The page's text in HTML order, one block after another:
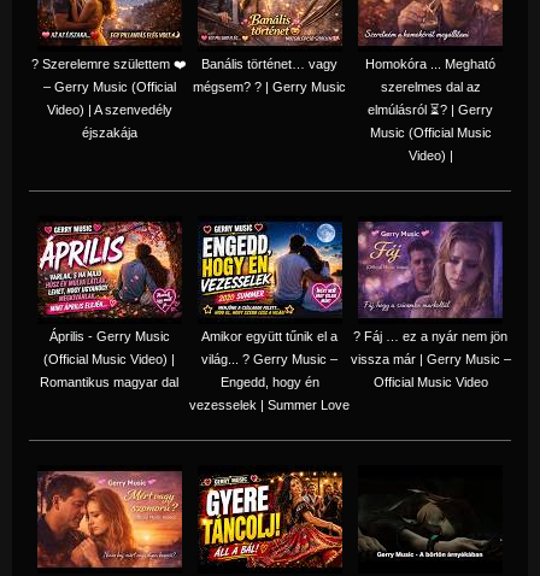
? Szerelemre születtem ❤️
– Gerry Music (Official
Video) | A szenvedély
éjszakája
Banális történet… vagy
mégsem? ? | Gerry Music
Homokóra ... Megható
szerelmes dal az
elmúlásról ⏳? | Gerry
Music (Official Music
Video) |
Április - Gerry Music
(Official Music Video) |
Romantikus magyar dal
Amikor együtt tűnik el a
világ... ? Gerry Music –
Engedd, hogy én
vezesselek | Summer Love
? Fáj … ez a nyár nem jön
vissza már | Gerry Music –
Official Music Video